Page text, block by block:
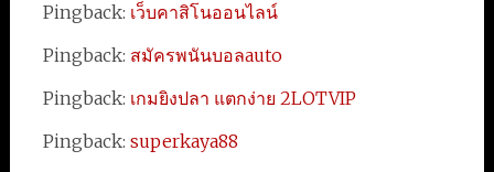
Pingback: เว็บคาสิโนออนไลน์
Pingback: สมัครพนันบอลauto
Pingback: เกมยิงปลา แตกง่าย 2LOTVIP
Pingback: superkaya88